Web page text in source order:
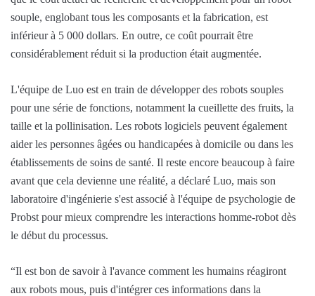
souple, englobant tous les composants et la fabrication, est
inférieur à 5 000 dollars. En outre, ce coût pourrait être
considérablement réduit si la production était augmentée.
L'équipe de Luo est en train de développer des robots souples
pour une série de fonctions, notamment la cueillette des fruits, la
taille et la pollinisation. Les robots logiciels peuvent également
aider les personnes âgées ou handicapées à domicile ou dans les
établissements de soins de santé. Il reste encore beaucoup à faire
avant que cela devienne une réalité, a déclaré Luo, mais son
laboratoire d'ingénierie s'est associé à l'équipe de psychologie de
Probst pour mieux comprendre les interactions homme-robot dès
le début du processus.
“Il est bon de savoir à l'avance comment les humains réagiront
aux robots mous, puis d'intégrer ces informations dans la